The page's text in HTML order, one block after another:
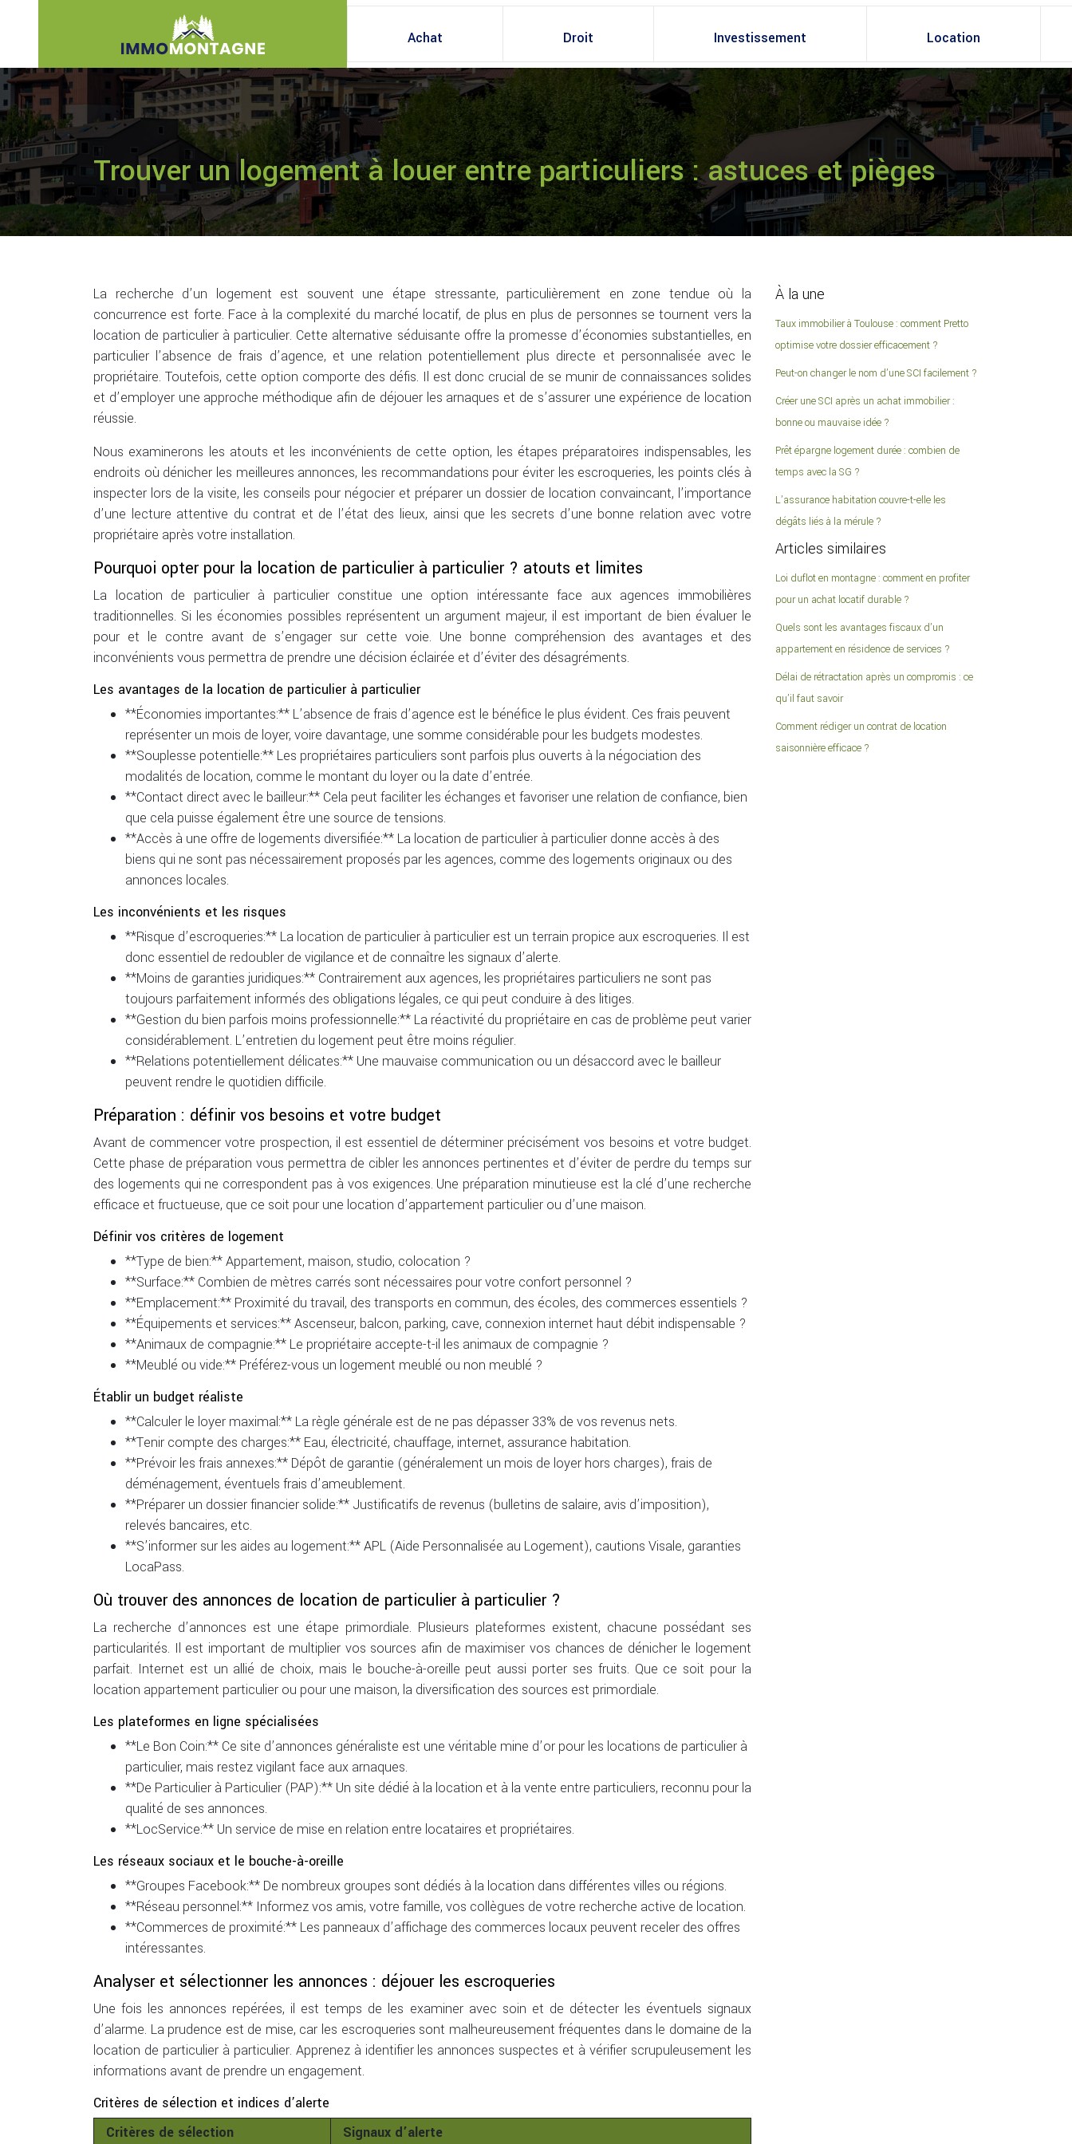
Achat Droit Investissement Location
Trouver un logement à louer entre particuliers : astuces et pièges
La recherche d’un logement est souvent une étape stressante, particulièrement en zone tendue où la
concurrence est forte. Face à la complexité du marché locatif, de plus en plus de personnes se tournent vers la
location de particulier à particulier. Cette alternative séduisante offre la promesse d’économies substantielles, en
particulier l’absence de frais d’agence, et une relation potentiellement plus directe et personnalisée avec le
propriétaire. Toutefois, cette option comporte des défis. Il est donc crucial de se munir de connaissances solides
et d’employer une approche méthodique afin de déjouer les arnaques et de s’assurer une expérience de location
réussie.
Nous examinerons les atouts et les inconvénients de cette option, les étapes préparatoires indispensables, les
endroits où dénicher les meilleures annonces, les recommandations pour éviter les escroqueries, les points clés à
inspecter lors de la visite, les conseils pour négocier et préparer un dossier de location convaincant, l’importance
d’une lecture attentive du contrat et de l’état des lieux, ainsi que les secrets d’une bonne relation avec votre
propriétaire après votre installation.
Pourquoi opter pour la location de particulier à particulier ? atouts et limites
La location de particulier à particulier constitue une option intéressante face aux agences immobilières
traditionnelles. Si les économies possibles représentent un argument majeur, il est important de bien évaluer le
pour et le contre avant de s’engager sur cette voie. Une bonne compréhension des avantages et des
inconvénients vous permettra de prendre une décision éclairée et d’éviter des désagréments.
Les avantages de la location de particulier à particulier
**Économies importantes:** L’absence de frais d’agence est le bénéfice le plus évident. Ces frais peuvent
représenter un mois de loyer, voire davantage, une somme considérable pour les budgets modestes.
**Souplesse potentielle:** Les propriétaires particuliers sont parfois plus ouverts à la négociation des
modalités de location, comme le montant du loyer ou la date d’entrée.
**Contact direct avec le bailleur:** Cela peut faciliter les échanges et favoriser une relation de confiance, bien
que cela puisse également être une source de tensions.
**Accès à une offre de logements diversifiée:** La location de particulier à particulier donne accès à des
biens qui ne sont pas nécessairement proposés par les agences, comme des logements originaux ou des
annonces locales.
Les inconvénients et les risques
**Risque d’escroqueries:** La location de particulier à particulier est un terrain propice aux escroqueries. Il est
donc essentiel de redoubler de vigilance et de connaître les signaux d’alerte.
**Moins de garanties juridiques:** Contrairement aux agences, les propriétaires particuliers ne sont pas
toujours parfaitement informés des obligations légales, ce qui peut conduire à des litiges.
**Gestion du bien parfois moins professionnelle:** La réactivité du propriétaire en cas de problème peut varier
considérablement. L’entretien du logement peut être moins régulier.
**Relations potentiellement délicates:** Une mauvaise communication ou un désaccord avec le bailleur
peuvent rendre le quotidien difficile.
Préparation : définir vos besoins et votre budget
Avant de commencer votre prospection, il est essentiel de déterminer précisément vos besoins et votre budget.
Cette phase de préparation vous permettra de cibler les annonces pertinentes et d’éviter de perdre du temps sur
des logements qui ne correspondent pas à vos exigences. Une préparation minutieuse est la clé d’une recherche
efficace et fructueuse, que ce soit pour une location d’appartement particulier ou d’une maison.
Définir vos critères de logement
**Type de bien:** Appartement, maison, studio, colocation ?
**Surface:** Combien de mètres carrés sont nécessaires pour votre confort personnel ?
**Emplacement:** Proximité du travail, des transports en commun, des écoles, des commerces essentiels ?
**Équipements et services:** Ascenseur, balcon, parking, cave, connexion internet haut débit indispensable ?
**Animaux de compagnie:** Le propriétaire accepte-t-il les animaux de compagnie ?
**Meublé ou vide:** Préférez-vous un logement meublé ou non meublé ?
Établir un budget réaliste
**Calculer le loyer maximal:** La règle générale est de ne pas dépasser 33% de vos revenus nets.
**Tenir compte des charges:** Eau, électricité, chauffage, internet, assurance habitation.
**Prévoir les frais annexes:** Dépôt de garantie (généralement un mois de loyer hors charges), frais de
déménagement, éventuels frais d’ameublement.
**Préparer un dossier financier solide:** Justificatifs de revenus (bulletins de salaire, avis d’imposition),
relevés bancaires, etc.
**S’informer sur les aides au logement:** APL (Aide Personnalisée au Logement), cautions Visale, garanties
LocaPass.
Où trouver des annonces de location de particulier à particulier ?
La recherche d’annonces est une étape primordiale. Plusieurs plateformes existent, chacune possédant ses
particularités. Il est important de multiplier vos sources afin de maximiser vos chances de dénicher le logement
parfait. Internet est un allié de choix, mais le bouche-à-oreille peut aussi porter ses fruits. Que ce soit pour la
location appartement particulier ou pour une maison, la diversification des sources est primordiale.
Les plateformes en ligne spécialisées
**Le Bon Coin:** Ce site d’annonces généraliste est une véritable mine d’or pour les locations de particulier à
particulier, mais restez vigilant face aux arnaques.
**De Particulier à Particulier (PAP):** Un site dédié à la location et à la vente entre particuliers, reconnu pour la
qualité de ses annonces.
**LocService:** Un service de mise en relation entre locataires et propriétaires.
Les réseaux sociaux et le bouche-à-oreille
**Groupes Facebook:** De nombreux groupes sont dédiés à la location dans différentes villes ou régions.
**Réseau personnel:** Informez vos amis, votre famille, vos collègues de votre recherche active de location.
**Commerces de proximité:** Les panneaux d’affichage des commerces locaux peuvent receler des offres
intéressantes.
Analyser et sélectionner les annonces : déjouer les escroqueries
Une fois les annonces repérées, il est temps de les examiner avec soin et de détecter les éventuels signaux
d’alarme. La prudence est de mise, car les escroqueries sont malheureusement fréquentes dans le domaine de la
location de particulier à particulier. Apprenez à identifier les annonces suspectes et à vérifier scrupuleusement les
informations avant de prendre un engagement.
Critères de sélection et indices d’alerte
Critères de sélection
Signaux d’alerte
À la une
Taux immobilier à Toulouse : comment Pretto
optimise votre dossier efficacement ?
Peut-on changer le nom d’une SCI facilement ?
Créer une SCI après un achat immobilier :
bonne ou mauvaise idée ?
Prêt épargne logement durée : combien de
temps avec la SG ?
L’assurance habitation couvre-t-elle les
dégâts liés à la mérule ?
Articles similaires
Loi duflot en montagne : comment en profiter
pour un achat locatif durable ?
Quels sont les avantages fiscaux d’un
appartement en résidence de services ?
Délai de rétractation après un compromis : ce
qu’il faut savoir
Comment rédiger un contrat de location
saisonnière efficace ?